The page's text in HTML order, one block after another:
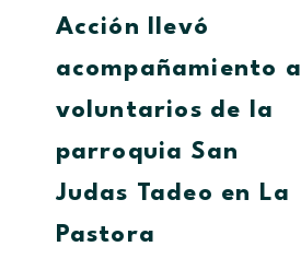
en
Pastora
Acción llevó
acompañamiento a
voluntarios de la
parroquia San
Judas Tadeo en La
Pastora